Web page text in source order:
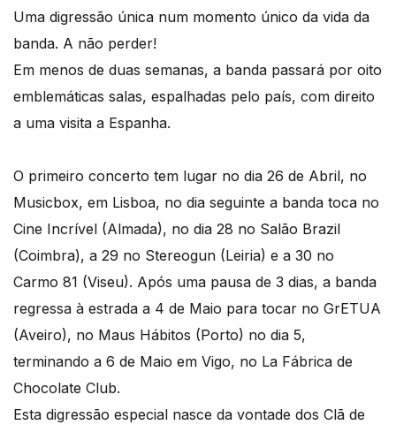
Uma digressão única num momento único da vida da
banda. A não perder!
Em menos de duas semanas, a banda passará por oito
emblemáticas salas, espalhadas pelo país, com direito
a uma visita a Espanha.
O primeiro concerto tem lugar no dia 26 de Abril, no
Musicbox, em Lisboa, no dia seguinte a banda toca no
Cine Incrível (Almada), no dia 28 no Salão Brazil
(Coimbra), a 29 no Stereogun (Leiria) e a 30 no
Carmo 81 (Viseu). Após uma pausa de 3 dias, a banda
regressa à estrada a 4 de Maio para tocar no GrETUA
(Aveiro), no Maus Hábitos (Porto) no dia 5,
terminando a 6 de Maio em Vigo, no La Fábrica de
Chocolate Club.
Esta digressão especial nasce da vontade dos Clã de